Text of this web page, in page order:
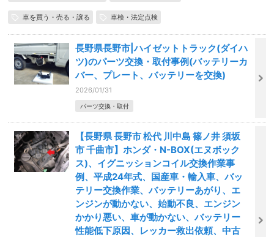
車を買う・売る・譲る 車検・法定点検
長野県長野市|ハイゼットトラック(ダイハ
ツ)のパーツ交換・取付事例(バッテリーカ
バー、プレート、バッテリーを交換)
2026/01/31
パーツ交換・取付
【長野県 長野市 松代 川中島 篠ノ井 須坂
市 千曲市】ホンダ・N-BOX(エヌボック
ス)、イグニッションコイル交換作業事
例、平成24年式、国産車・輸入車、バッ
テリー交換作業、バッテリーあがり、エ
ンジンが動かない、始動不良、エンジン
かかり悪い、車が動かない、バッテリー
性能低下原因、レッカー救出依頼、中古